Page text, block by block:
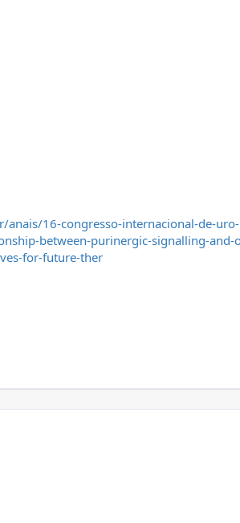
anais/16-congresso-internacional-de-uro-
between-purinergic-signalling-and-
for-future-ther